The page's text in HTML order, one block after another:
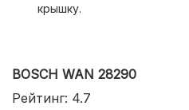
крышку.
BOSCH WAN 28290
Рейтинг: 4.7